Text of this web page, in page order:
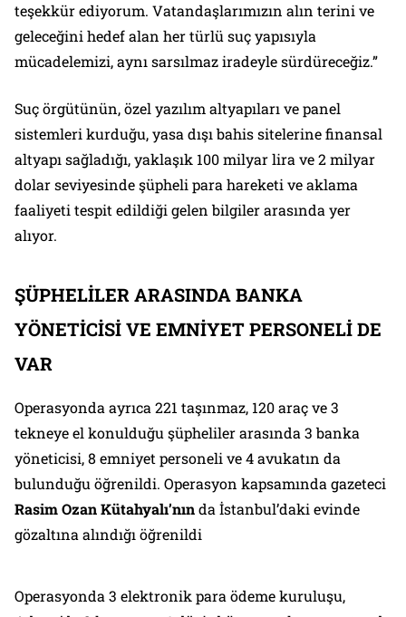
teşekkür ediyorum. Vatandaşlarımızın alın terini ve
geleceğini hedef alan her türlü suç yapısıyla
mücadelemizi, aynı sarsılmaz iradeyle sürdüreceğiz.”
Suç örgütünün, özel yazılım altyapıları ve panel
sistemleri kurduğu, yasa dışı bahis sitelerine finansal
altyapı sağladığı, yaklaşık 100 milyar lira ve 2 milyar
dolar seviyesinde şüpheli para hareketi ve aklama
faaliyeti tespit edildiği gelen bilgiler arasında yer
alıyor.
ŞÜPHELİLER ARASINDA BANKA
YÖNETİCİSİ VE EMNİYET PERSONELİ DE
VAR
Operasyonda ayrıca 221 taşınmaz, 120 araç ve 3
tekneye el konulduğu şüpheliler arasında 3 banka
yöneticisi, 8 emniyet personeli ve 4 avukatın da
bulunduğu öğrenildi. Operasyon kapsamında gazeteci
Rasim Ozan Kütahyalı’nında İstanbul’daki evinde
gözaltına alındığı öğrenildi
Operasyonda 3 elektronik para ödeme kuruluşu,